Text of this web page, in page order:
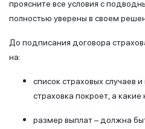
проясните все условия с
полностью уверены в своем
До подписания договора
на:
список страховых случаев
страховка покроет, а какие
размер выплат – должна